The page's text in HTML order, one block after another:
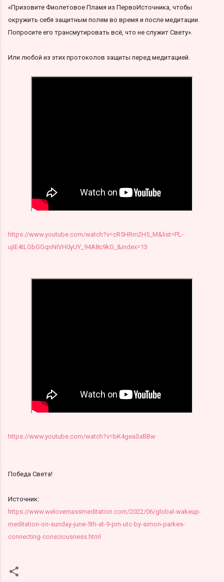
«Призовите Фиолетовое Пламя из ПервоИсточника, чтобы
окружить себя защитным полем во время и после медитации.
Попросите его трансмутировать всё, что не служит Свету».
Или любой из этих протоколов защиты перед медитацией.
https://www.youtube.com/watch?v=cR5HRm2H5_M&list=PL-
ujIE4tLGbGGqnNIVH0yUY_94A8c9kG_&index=13
https://www.youtube.com/watch?v=bK4geaSxBBw
Победа Света!
Источник:
https://www.welovemassmeditation.com/2022/06/global-wakeup-
meditation-on-sunday-june-5th-at-9-pm-utc-by-simon-parkes-
connecting-consciousness.html